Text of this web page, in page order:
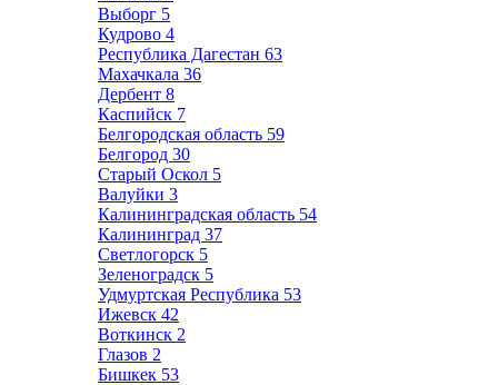
Выборг 5
Кудрово 4
Республика Дагестан 63
Махачкала 36
Дербент 8
Каспийск 7
Белгородская область 59
Белгород 30
Старый Оскол 5
Валуйки 3
Калининградская область 54
Калининград 37
Светлогорск 5
Зеленоградск 5
Удмуртская Республика 53
Ижевск 42
Воткинск 2
Глазов 2
Бишкек 53